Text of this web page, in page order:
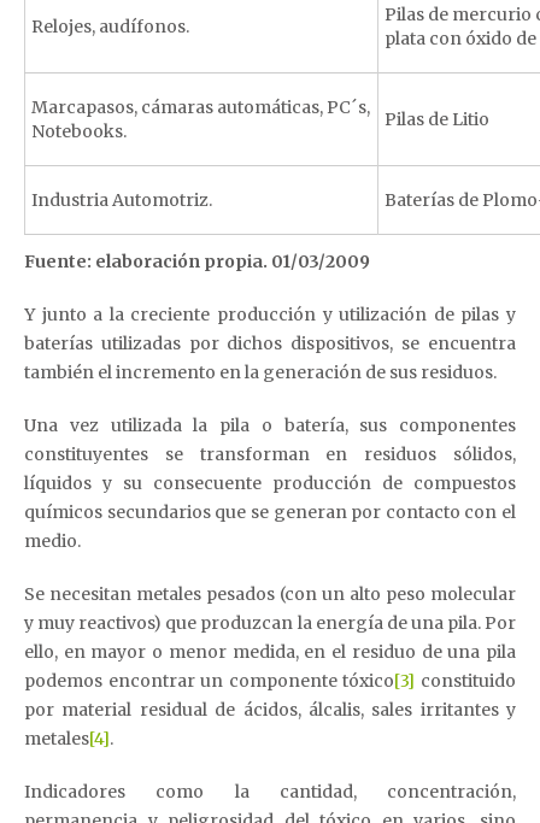
Relojes, audífonos.
Pilas de mercurio
plata con óxido
Marcapasos, cámaras automáticas, PC´s,
Notebooks.
Pilas de Litio
Industria Automotriz. Baterías de
Fuente: elaboración propia. 01/03/2009
Y junto a la creciente producción y utilización de pilas y
baterías utilizadas por dichos dispositivos, se encuentra
también el incremento en la generación de sus residuos.
Una vez utilizada la pila o batería, sus componentes
constituyentes se transforman en residuos sólidos,
líquidos y su consecuente producción de compuestos
químicos secundarios que se generan por contacto con el
medio.
Se necesitan metales pesados (con un alto peso molecular
y muy reactivos) que produzcan la energía de una pila. Por
ello, en mayor o menor medida, en el residuo de una pila
podemos encontrar un componente tóxico[3] constituido
por material residual de ácidos, álcalis, sales irritantes y
metales[4].
Indicadores como la cantidad, concentración,